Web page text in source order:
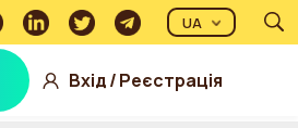
Вхід/Реєстрація
UA